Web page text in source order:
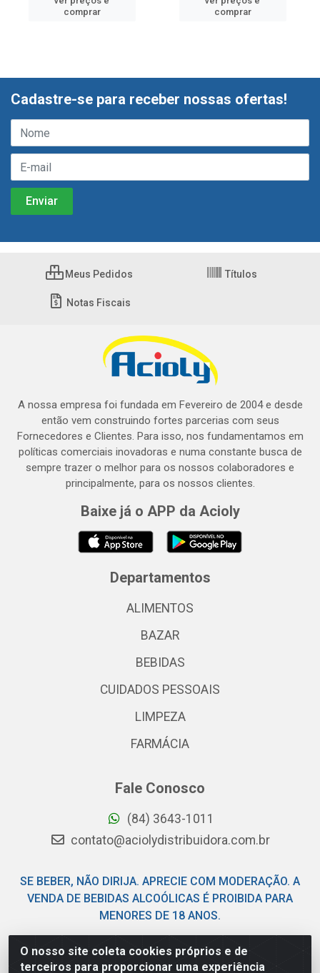
comprar
comprar
O nosso site coleta cookies próprios e de
terceiros para proporcionar uma experiência
Cadastre-se para receber nossas ofertas!
Meus Pedidos Títulos
Notas Fiscais
A nossa empresa foi fundada em Fevereiro de 2004 e desde
então vem construindo fortes parcerias com seus
Fornecedores e Clientes. Para isso, nos fundamentamos em
políticas comerciais inovadoras e numa constante busca de
sempre trazer o melhor para os nossos colaboradores e
principalmente, para os nossos clientes.
Baixe já o APP da Acioly
Departamentos
ALIMENTOS
BAZAR
BEBIDAS
CUIDADOS PESSOAIS
LIMPEZA
FARMÁCIA
Fale Conosco
(84) 3643-1011
contato@aciolydistribuidora.com.br
SE BEBER, NÃO DIRIJA. APRECIE COM MODERAÇÃO. A
VENDA DE BEBIDAS ALCOÓLICAS É PROIBIDA PARA
MENORES DE 18 ANOS.
Acioly Distribuidora - Av Piloto Pereira Tim - Parque de